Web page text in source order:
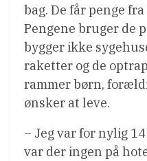
bag. De får penge
Pengene bruger de
bygger ikke
raketter og de
rammer børn,
ønsker at leve.
– Jeg var for nylig
var der ingen på